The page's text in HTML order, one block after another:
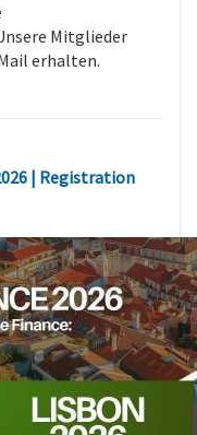
Mitglieder
erhalten.
| Registration